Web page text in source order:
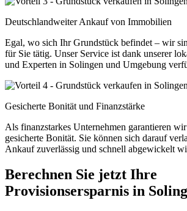
Deutschlandweiter Ankauf von Immobilien
Egal, wo sich Ihr Grundstück befindet – wir
für Sie tätig. Unser Service ist dank unserer
und Experten in Solingen und Umgebung
Gesicherte Bonität und Finanzstärke
Als finanzstarkes Unternehmen garantieren
gesicherte Bonität. Sie können sich darauf
Ankauf zuverlässig und schnell abgewickelt
Berechnen Sie jetzt Ihre
Provisionsersparnis in